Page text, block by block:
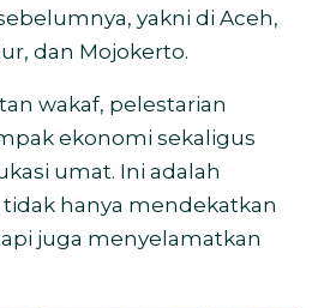
yakni di Aceh,
dan Mojokerto.
wakaf, pelestarian
ekonomi sekaligus
umat. Ini adalah
hanya mendekatkan
juga menyelamatkan